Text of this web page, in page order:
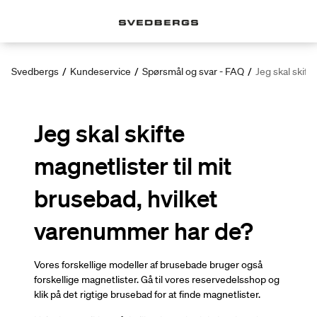
Svedbergs / Kundeservice / Spørsmål og svar - FAQ / Jeg skal
Jeg skal skifte
magnetlister til mit
brusebad, hvilket
varenummer har de?
Vores forskellige modeller af brusebade bruger også
forskellige magnetlister. Gå til vores reservedelsshop og
klik på det rigtige brusebad for at finde magnetlister.